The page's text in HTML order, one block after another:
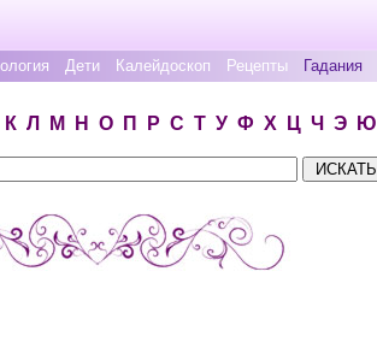
Дети Калейдоскоп Рецепты Гадания
К Л М Н О П Р С Т У Ф Х Ц Ч Э Ю